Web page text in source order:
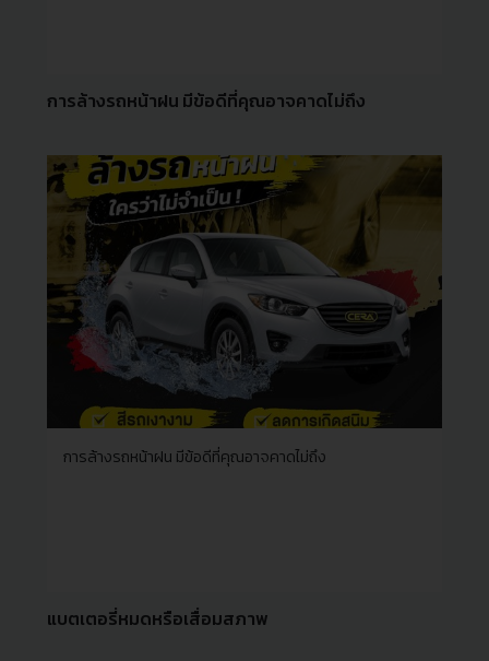
การล้างรถหน้าฝน มีข้อดีที่คุณอาจคาดไม่ถึง
การล้างรถหน้าฝน มีข้อดีที่คุณอาจคาดไม่ถึง
แบตเตอรี่หมดหรือเสื่อมสภาพ